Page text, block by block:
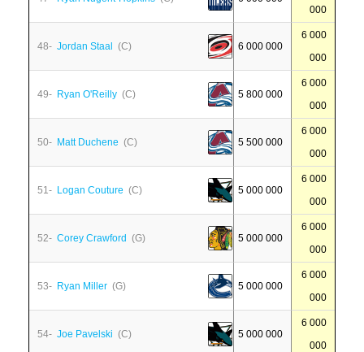
000
48- Jordan Staal (C) 6 000 000
6 000
000
49- Ryan O'Reilly (C) 5 800 000
6 000
000
50- Matt Duchene (C) 5 500 000
6 000
000
51- Logan Couture (C) 5 000 000
6 000
000
52- Corey Crawford (G) 5 000 000
6 000
000
53- Ryan Miller (G) 5 000 000
6 000
000
54- Joe Pavelski (C) 5 000 000
6 000
000